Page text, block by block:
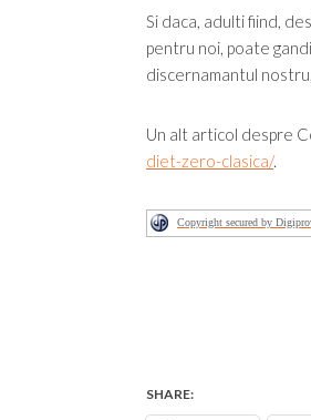
Si daca, adulti fiind,
pentru noi, poate
discernamantul
Un alt articol despre
diet-zero-clasica/.
Copyright secured by
SHARE: